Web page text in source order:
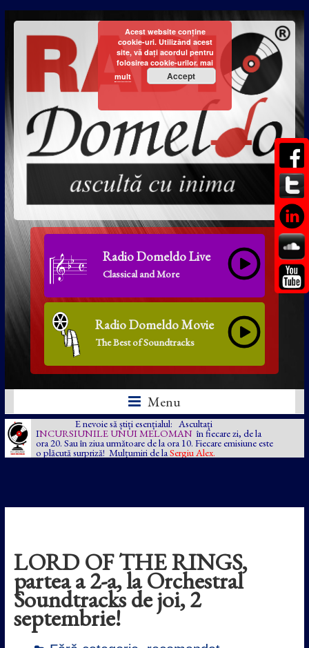
Radio Domeldo Live
Classical and More
Radio Domeldo Movie
The Best of Soundtracks
Menu
E nevoie să știți esențialul: Ascultați
INCURSIUNILE UNUI MELOMAN în fiecare zi, de la
ora 20. Sau în ziua următoare de la ora 10. Fiecare emisiune este
o plăcută surpriză! Mulțumiri de la Sergiu Alex.
LORD OF THE RINGS,
partea a 2-a, la Orchestral
Soundtracks de joi, 2
septembrie!
Acest website conține
cookie-uri. Utilizând acest
site, vă dați acordul pentru
folosirea cookie-urilor. mai
mult
Accept